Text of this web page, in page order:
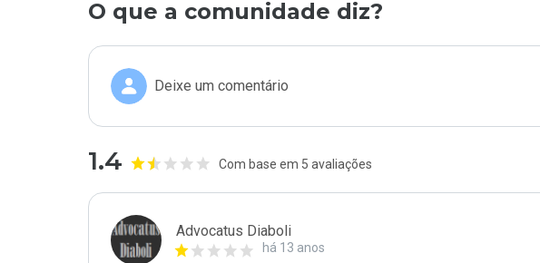
O que a comunidade diz?
Deixe um comentário
1.4 Com base em 5 avaliações
Advocatus Diaboli
há 13 anos